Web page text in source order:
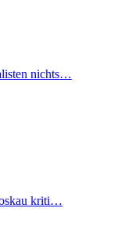
nichts…
kriti…